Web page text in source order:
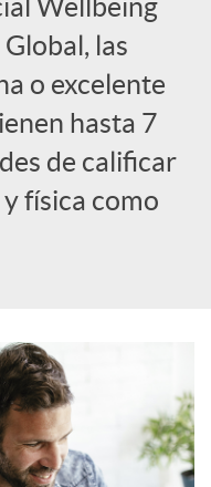
Wellbeing
las
o excelente
hasta 7
de calificar
física como